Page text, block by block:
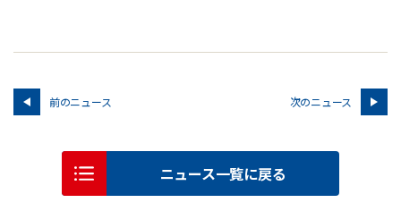
前のニュース 次のニュース
ニュース一覧に戻る